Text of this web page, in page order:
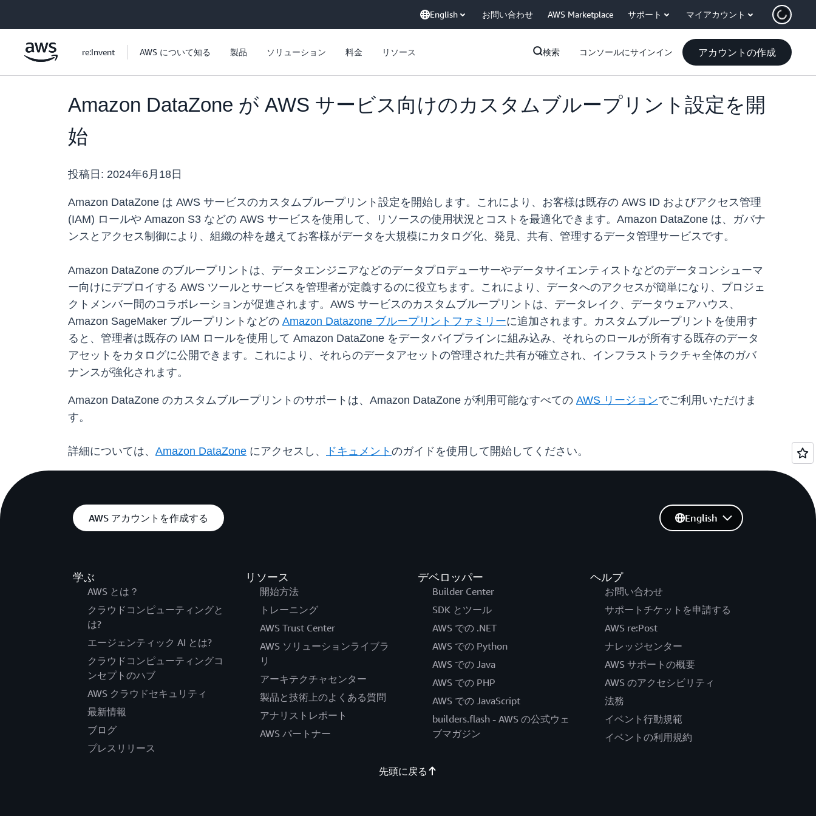
English お問い合わせ AWS Marketplace サポート マイアカウント
re:Invent AWS について知る 製品 ソリューション 料金 リソース 検索 コンソールにサインイン アカウントの作成
Amazon DataZone が AWS サービス向けのカスタムブループリント設定を開
始
投稿日: 2024年6月18日
Amazon DataZone は AWS サービスのカスタムブループリント設定を開始します。これにより、お客様は既存の AWS ID およびアクセス管理
(IAM) ロールや Amazon S3 などの AWS サービスを使用して、リソースの使用状況とコストを最適化できます。Amazon DataZone は、ガバナ
ンスとアクセス制御により、組織の枠を越えてお客様がデータを大規模にカタログ化、発見、共有、管理するデータ管理サービスです。
Amazon DataZone のブループリントは、データエンジニアなどのデータプロデューサーやデータサイエンティストなどのデータコンシューマ
ー向けにデプロイする AWS ツールとサービスを管理者が定義するのに役立ちます。これにより、データへのアクセスが簡単になり、プロジェ
クトメンバー間のコラボレーションが促進されます。AWS サービスのカスタムブループリントは、データレイク、データウェアハウス、
Amazon SageMaker ブループリントなどの Amazon Datazone ブループリントファミリーに追加されます。カスタムブループリントを使用す
ると、管理者は既存の IAM ロールを使用して Amazon DataZone をデータパイプラインに組み込み、それらのロールが所有する既存のデータ
アセットをカタログに公開できます。これにより、それらのデータアセットの管理された共有が確立され、インフラストラクチャ全体のガバ
ナンスが強化されます。
Amazon DataZone のカスタムブループリントのサポートは、Amazon DataZone が利用可能なすべての AWS リージョンでご利用いただけま
す。
詳細については、 Amazon DataZone にアクセスし、 ドキュメント のガイドを使用して開始してください。
AWS アカウントを作成する
学ぶ
AWS とは？
クラウドコンピューティングと
は?
エージェンティック AI とは?
クラウドコンピューティングコ
ンセプトのハブ
AWS クラウドセキュリティ
最新情報
ブログ
プレスリリース
リソース
開始方法
トレーニング
AWS Trust Center
AWS ソリューションライブラ
リ
アーキテクチャセンター
製品と技術上のよくある質問
アナリストレポート
AWS パートナー
デベロッパー
Builder Center
SDK とツール
AWS での .NET
AWS での Python
AWS での Java
AWS での PHP
AWS での JavaScript
builders.flash - AWS の公式ウェ
ブマガジン
ヘルプ
お問い合わせ
サポートチケットを申請する
AWS re:Post
ナレッジセンター
AWS サポートの概要
AWS のアクセシビリティ
法務
イベント行動規範
イベントの利用規約
English
先頭に戻る